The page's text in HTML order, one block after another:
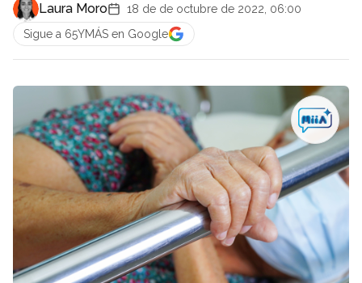
Laura Moro
18 de de octubre de 2022, 06:00
Sigue a 65YMÁS en Google